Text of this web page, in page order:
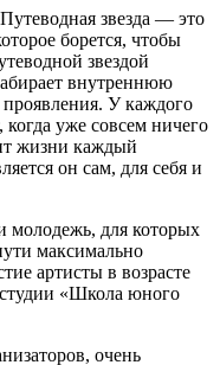
звезда — это
борется, чтобы
звездой
внутреннюю
проявления. У каждого
когда уже совсем ничего
жизни каждый
он сам, для себя и
молодежь, для которых
максимально
артисты в возрасте
студии «Школа юного
очень